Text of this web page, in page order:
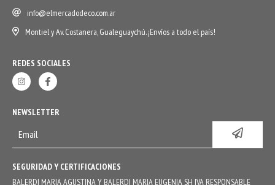
info@elmercadodeco.com.ar
Montiel y Av. Costanera, Gualeguaychú. ¡Envíos a todo el país!
REDES SOCIALES
NEWSLETTER
SEGURIDAD Y CERTIFICACIONES
BALERDI MARIA AGUSTINA Y BALERDI MARIA EUGENIA SH IVA RESPONSABLE